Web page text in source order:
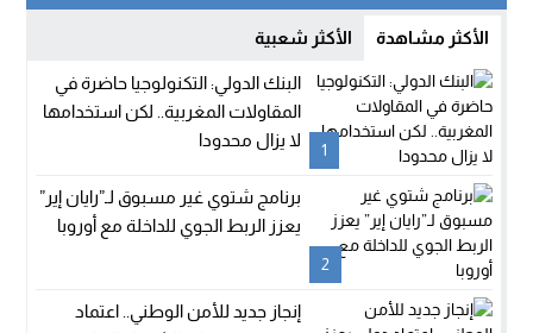
الأكثر مشاهدة الأكثر شعبية
1
البنك الدولي: التكنولوجيا حاضرة في
المقاولات المغربية.. لكن استخدامها
لا يزال محدودا
2
برنامج شتوي غير مسبوق لـ”رايان إير”
يعزز الربط الجوي للداخلة مع أوروبا
إنجاز جديد للأمن الوطني.. اعتماد